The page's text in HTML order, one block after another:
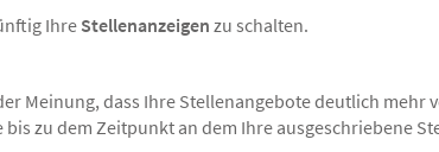
Ihre Stellenanzeigen zu schalten.
Meinung, dass Ihre Stellenangebote deutlich mehr
bis zu dem Zeitpunkt an dem Ihre ausgeschriebene